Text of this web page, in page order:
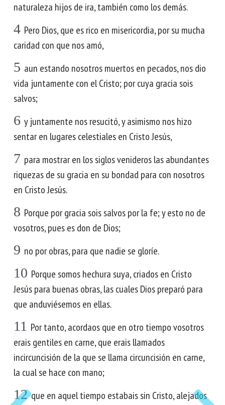
naturaleza hijos de ira, también como los demás.
4 Pero Dios, que es rico en misericordia, por su mucha
caridad con que nos amó,
5 aun estando nosotros muertos en pecados, nos dio
vida juntamente con el Cristo; por cuya gracia sois
salvos;
6 y juntamente nos resucitó, y asimismo nos hizo
sentar en lugares celestiales en Cristo Jesús,
7 para mostrar en los siglos venideros las abundantes
riquezas de su gracia en su bondad para con nosotros
en Cristo Jesús.
8 Porque por gracia sois salvos por la fe; y esto no de
vosotros, pues es don de Dios;
9 no por obras, para que nadie se gloríe.
10 Porque somos hechura suya, criados en Cristo
Jesús para buenas obras, las cuales Dios preparó para
que anduviésemos en ellas.
11 Por tanto, acordaos que en otro tiempo vosotros
erais gentiles en carne, que erais llamados
incircuncisión de la que se llama circuncisión en carne,
la cual se hace con mano;
12 que en aquel tiempo estabais sin Cristo, alejados